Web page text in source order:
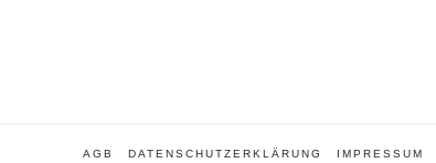
AGB DATENSCHUTZERKLÄRUNG IMPRESSUM